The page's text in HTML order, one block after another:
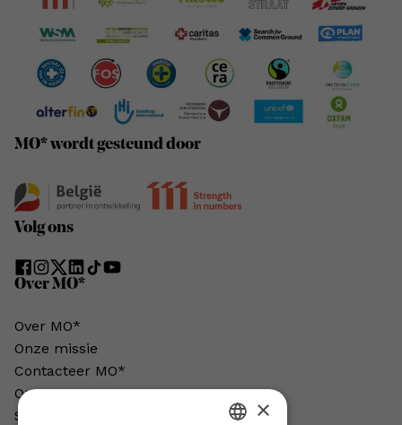
MO* wordt gesteund door
Volg ons
Over MO*
Over MO*
Onze missie
Contacteer MO*
Onze auteurs
Schrijven voor MO*?
×